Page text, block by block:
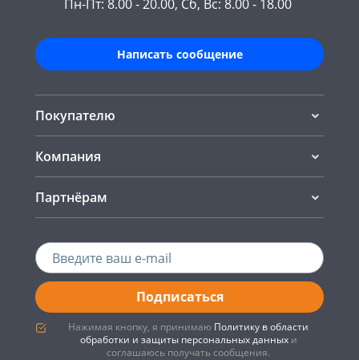
Пн-Пт: 8.00 - 20.00, Сб, Вс: 8.00 - 18.00
Написать сообщение
Покупателю
Компания
Партнёрам
Подписаться
Нажимая кнопку, я принимаю Политику в области
обработки и защиты персональных данныхи
соглашаюсь получать сообщения.